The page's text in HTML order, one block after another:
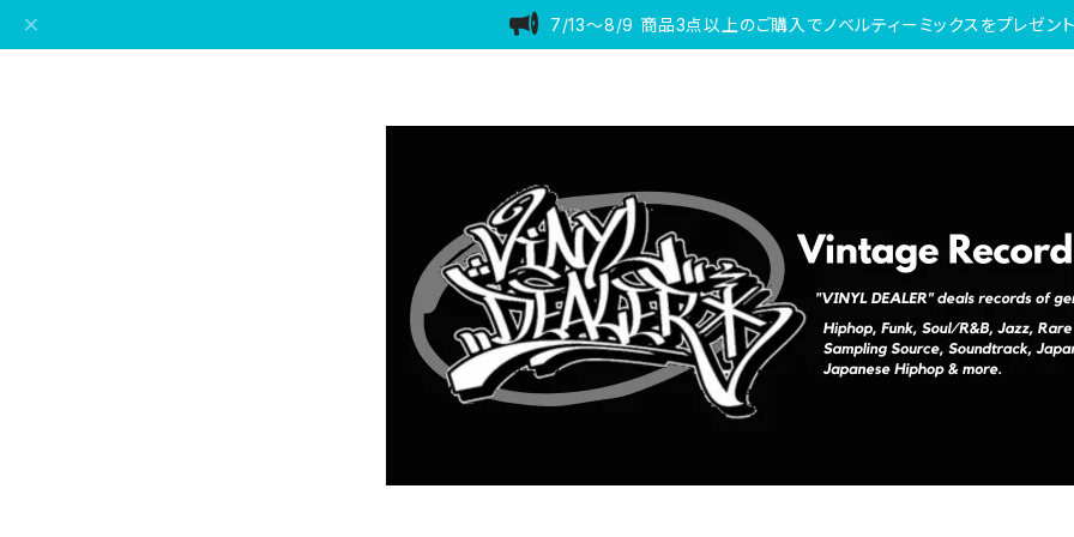
7/13〜8/9 商品3点以上のご購入でノベルティーミックスをプレゼント